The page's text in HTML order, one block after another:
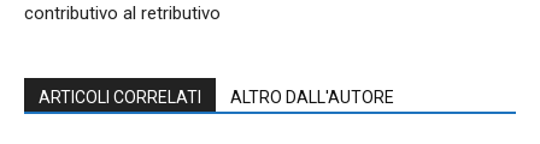
contributivo al retributivo
ARTICOLI CORRELATI ALTRO DALL'AUTORE